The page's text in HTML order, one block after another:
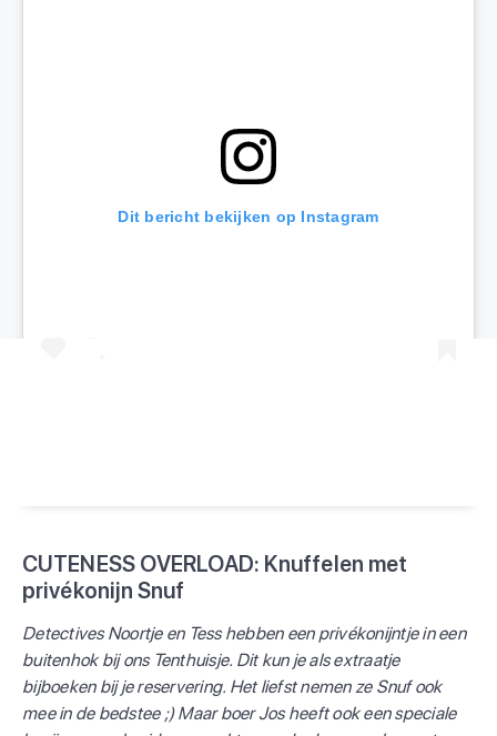
Dit bericht bekijken op Instagram
CUTENESS OVERLOAD: Knuffelen met
privékonijn Snuf
Detectives Noortje en Tess hebben een privékonijntje in een
buitenhok bij ons Tenthuisje. Dit kun je als extraatje
bijboeken bij je reservering. Het liefst nemen ze Snuf ook
mee in de bedstee ;) Maar boer Jos heeft ook een speciale